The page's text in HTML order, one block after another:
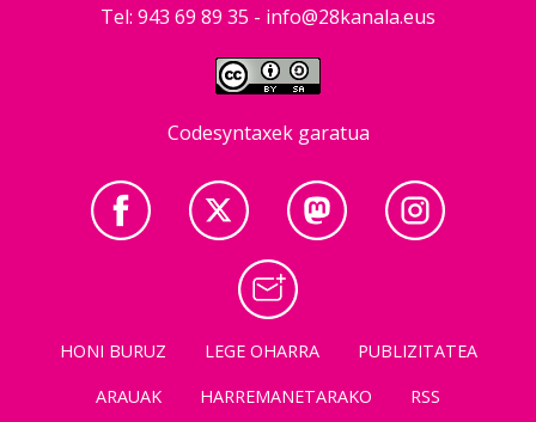
Tel: 943 69 89 35 - info@28kanala.eus
Codesyntaxek garatua
HONI BURUZ LEGE OHARRA
PUBLIZITATEA
ARAUAK
HARREMANETARAKO RSS